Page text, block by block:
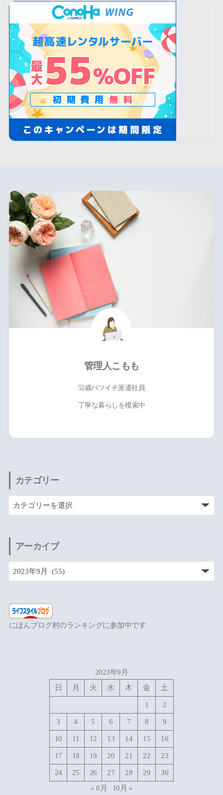
管理人こもも
52歳バツイチ派遣社員
丁寧な暮らしを模索中
カテゴリー
アーカイブ
にほんブログ村のランキングに参加中です
2023年9月
日
月 火 水 木 金 土
1 2
3 4 5 6 7 8 9
10 11 12 13 14 15 16
17 18 19 20 21 22 23
24 25 26 27 28 29
30
« 8月
10月 »